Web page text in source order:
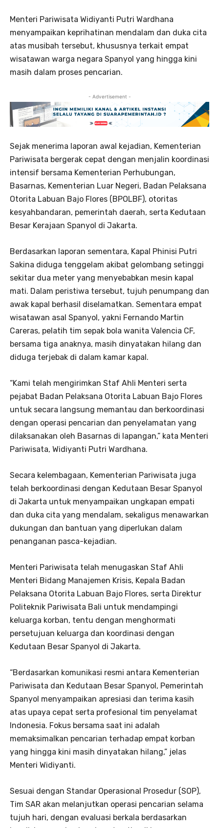
Menteri Pariwisata Widiyanti Putri Wardhana
menyampaikan keprihatinan mendalam dan duka cita
atas musibah tersebut, khususnya terkait empat
wisatawan warga negara Spanyol yang hingga kini
masih dalam proses pencarian.
- Advertisement -
Sejak menerima laporan awal kejadian, Kementerian
Pariwisata bergerak cepat dengan menjalin koordinasi
intensif bersama Kementerian Perhubungan,
Basarnas, Kementerian Luar Negeri, Badan Pelaksana
Otorita Labuan Bajo Flores (BPOLBF), otoritas
kesyahbandaran, pemerintah daerah, serta Kedutaan
Besar Kerajaan Spanyol di Jakarta.
Berdasarkan laporan sementara, Kapal Phinisi Putri
Sakina diduga tenggelam akibat gelombang setinggi
sekitar dua meter yang menyebabkan mesin kapal
mati. Dalam peristiwa tersebut, tujuh penumpang dan
awak kapal berhasil diselamatkan. Sementara empat
wisatawan asal Spanyol, yakni Fernando Martin
Careras, pelatih tim sepak bola wanita Valencia CF,
bersama tiga anaknya, masih dinyatakan hilang dan
diduga terjebak di dalam kamar kapal.
“Kami telah mengirimkan Staf Ahli Menteri serta
pejabat Badan Pelaksana Otorita Labuan Bajo Flores
untuk secara langsung memantau dan berkoordinasi
dengan operasi pencarian dan penyelamatan yang
dilaksanakan oleh Basarnas di lapangan,” kata Menteri
Pariwisata, Widiyanti Putri Wardhana.
Secara kelembagaan, Kementerian Pariwisata juga
telah berkoordinasi dengan Kedutaan Besar Spanyol
di Jakarta untuk menyampaikan ungkapan empati
dan duka cita yang mendalam, sekaligus menawarkan
dukungan dan bantuan yang diperlukan dalam
penanganan pasca-kejadian.
Menteri Pariwisata telah menugaskan Staf Ahli
Menteri Bidang Manajemen Krisis, Kepala Badan
Pelaksana Otorita Labuan Bajo Flores, serta Direktur
Politeknik Pariwisata Bali untuk mendampingi
keluarga korban, tentu dengan menghormati
persetujuan keluarga dan koordinasi dengan
Kedutaan Besar Spanyol di Jakarta.
“Berdasarkan komunikasi resmi antara Kementerian
Pariwisata dan Kedutaan Besar Spanyol, Pemerintah
Spanyol menyampaikan apresiasi dan terima kasih
atas upaya cepat serta profesional tim penyelamat
Indonesia. Fokus bersama saat ini adalah
memaksimalkan pencarian terhadap empat korban
yang hingga kini masih dinyatakan hilang,” jelas
Menteri Widiyanti.
Sesuai dengan Standar Operasional Prosedur (SOP),
Tim SAR akan melanjutkan operasi pencarian selama
tujuh hari, dengan evaluasi berkala berdasarkan